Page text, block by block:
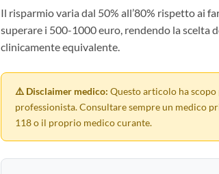
Il risparmio varia dal 50% all’80% rispetto ai
superare i 500-1000 euro, rendendo la scelta
clinicamente equivalente.
⚠️ Disclaimer medico: Questo articolo ha
professionista. Consultare sempre un medico
118 o il proprio medico curante.